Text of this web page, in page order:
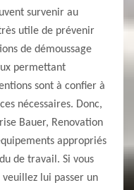
survenir au
utile de prévenir
de démoussage
permettant
sont à confier à
nécessaires. Donc,
Bauer, Renovation
appropriés
de travail. Si vous
lui passer un